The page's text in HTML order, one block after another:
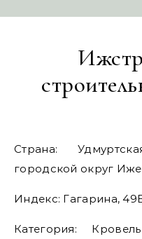
Страна: Удмуртская Республика Ижевск
городской округ
Индекс: Гагарина,
Категория: